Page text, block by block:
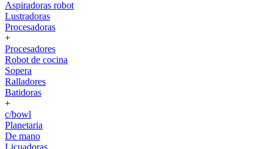
Aspiradoras robot
Lustradoras
Procesadoras
+
Procesadores
Robot de cocina
Sopera
Ralladores
Batidoras
+
c/bowl
Planetaria
De mano
Licuadoras